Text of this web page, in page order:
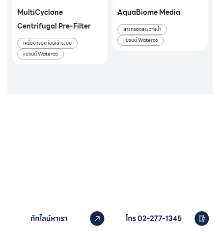
MultiCyclone
Centrifugal Pre-Filter
เครื่องกรองก่อนเข้าระบบ
แบรนด์ Waterco
AquaBiome Media
สารกรองสระว่ายน้ำ
แบรนด์ Waterco